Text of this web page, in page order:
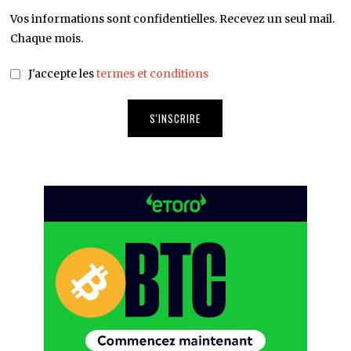
Vos informations sont confidentielles. Recevez un seul mail.
Chaque mois.
J'accepte lestermes et conditions